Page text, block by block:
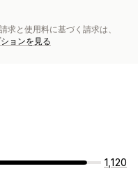
求と使用料に基づく請求は、
ョンを見る
1,120